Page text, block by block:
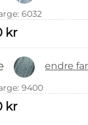
: 6032
kr
endre
: 9400
kr